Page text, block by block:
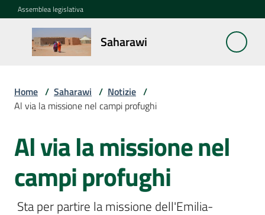
Vai al contenuto
Vai alla navigazione
Vai al footer
Assemblea legislativa
Saharawi
Saharawi
La
Menu selezionato
Home / Saharawi / Notizie /
Al via la missione nel campi profughi
Salta al contenuto
Al via la missione nel
campi profughi